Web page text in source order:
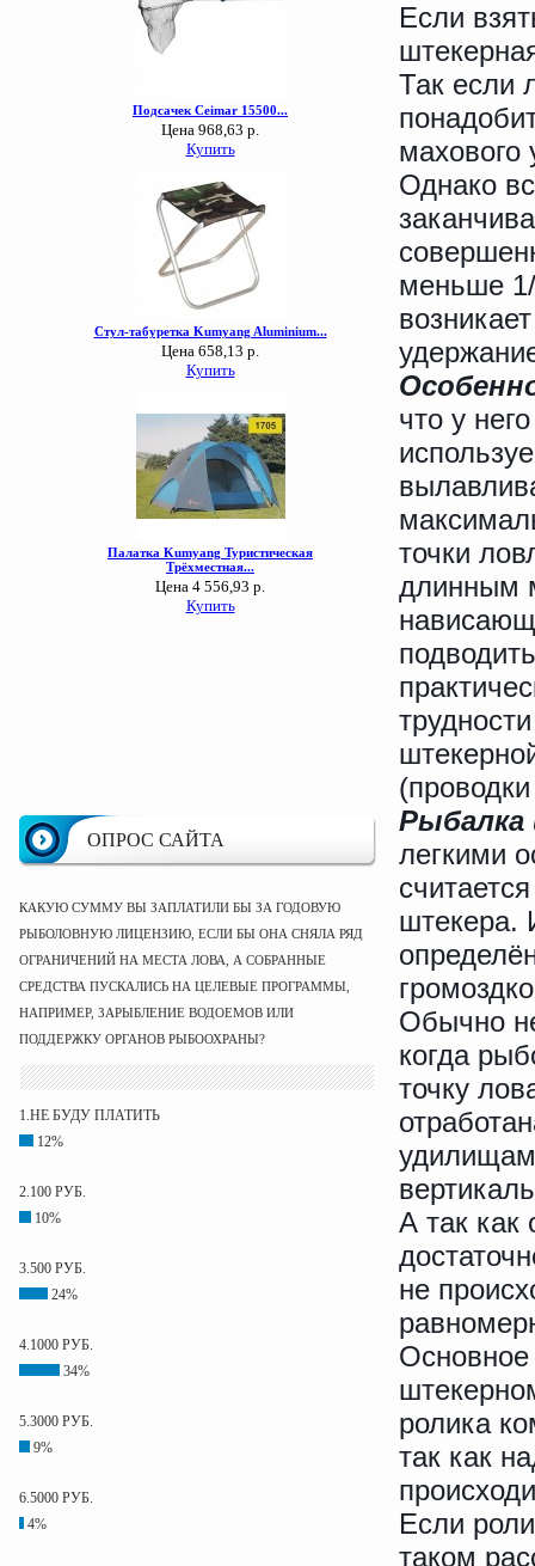
ОПРОС САЙТА
КАКУЮ СУММУ ВЫ ЗАПЛАТИЛИ БЫ ЗА ГОДОВУЮ
РЫБОЛОВНУЮ ЛИЦЕНЗИЮ, ЕСЛИ БЫ ОНА СНЯЛА РЯД
ОГРАНИЧЕНИЙ НА МЕСТА ЛОВА, А СОБРАННЫЕ
СРЕДСТВА ПУСКАЛИСЬ НА ЦЕЛЕВЫЕ ПРОГРАММЫ,
НАПРИМЕР, ЗАРЫБЛЕНИЕ ВОДОЕМОВ ИЛИ
ПОДДЕРЖКУ ОРГАНОВ РЫБООХРАНЫ?
1.НЕ БУДУ ПЛАТИТЬ
12%
2.100 РУБ.
10%
3.500 РУБ.
24%
4.1000 РУБ.
34%
5.3000 РУБ.
9%
6.5000 РУБ.
4%
Если
Так если
махового
Однако
меньше
что у
точки
длинным
легкими
штекера.
Обычно
когда
точку
А так как
не
Основное
ролика
так как
Если
таком